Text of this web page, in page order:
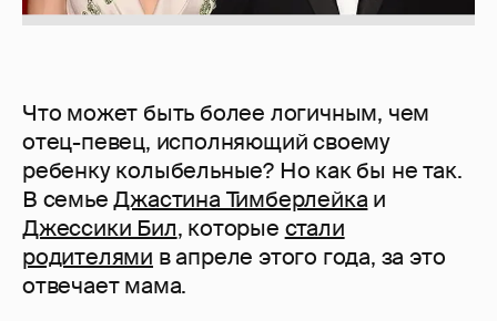
Что может быть более логичным, чем
отец-певец, исполняющий своему
ребенку колыбельные? Но как бы не так.
В семьеДжастина Тимберлейка и
Джессики Бил, которые стали
родителями в апреле этого года, за это
отвечает мама.